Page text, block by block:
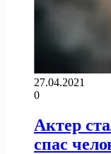
27.04.2021
0
Актер
спас